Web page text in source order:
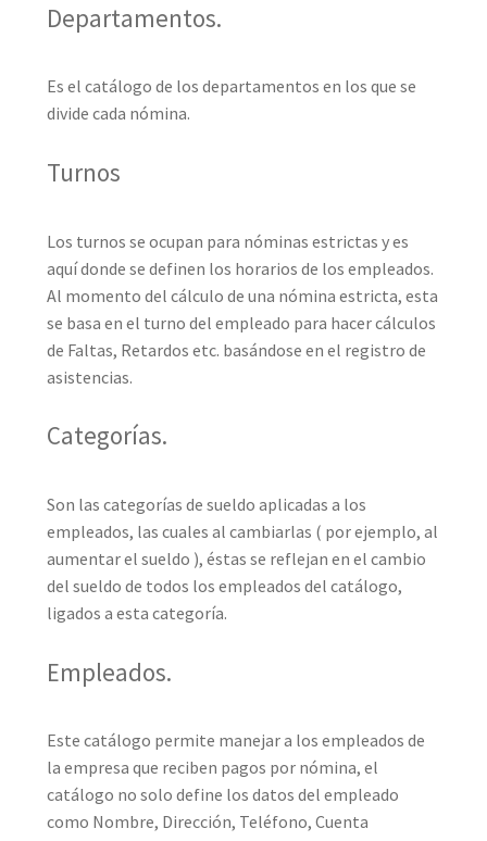
Departamentos.
Es el catálogo de los departamentos en los que se
divide cada nómina.
Turnos
Los turnos se ocupan para nóminas estrictas y es
aquí donde se definen los horarios de los empleados.
Al momento del cálculo de una nómina estricta, esta
se basa en el turno del empleado para hacer cálculos
de Faltas, Retardos etc. basándose en el registro de
asistencias.
Categorías.
Son las categorías de sueldo aplicadas a los
empleados, las cuales al cambiarlas ( por ejemplo, al
aumentar el sueldo ), éstas se reflejan en el cambio
del sueldo de todos los empleados del catálogo,
ligados a esta categoría.
Empleados.
Este catálogo permite manejar a los empleados de
la empresa que reciben pagos por nómina, el
catálogo no solo define los datos del empleado
como Nombre, Dirección, Teléfono, Cuenta